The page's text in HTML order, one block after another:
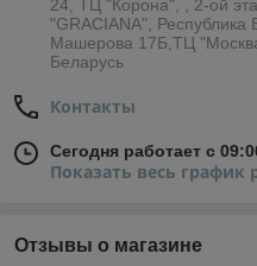
24, ТЦ "Корона", , 2-ой
"GRACIANA", Республика
Машерова 17Б,ТЦ
Беларусь
Контакты
Сегодня работает с
Показать весь график
Отзывы о магазине